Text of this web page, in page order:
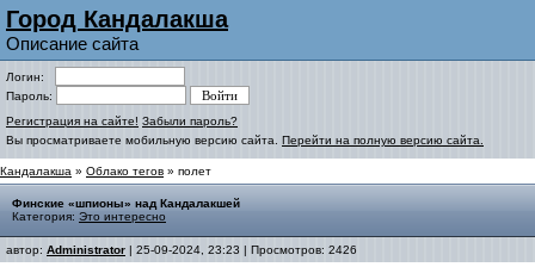
Город Кандалакша
Описание сайта
Логин:
Пароль:
Регистрация на сайте! Забыли пароль?
Вы просматриваете мобильную версию сайта. Перейти на полную версию сайта.
Кандалакша » Облако тегов » полет
Финские «шпионы» над Кандалакшей
Категория: Это интересно
автор: Administrator | 25-09-2024, 23:23 | Просмотров: 2426